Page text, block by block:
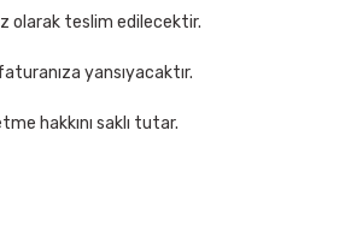
Ekle
olarak teslim edilecektir.
yansıyacaktır.
hakkını saklı tutar.